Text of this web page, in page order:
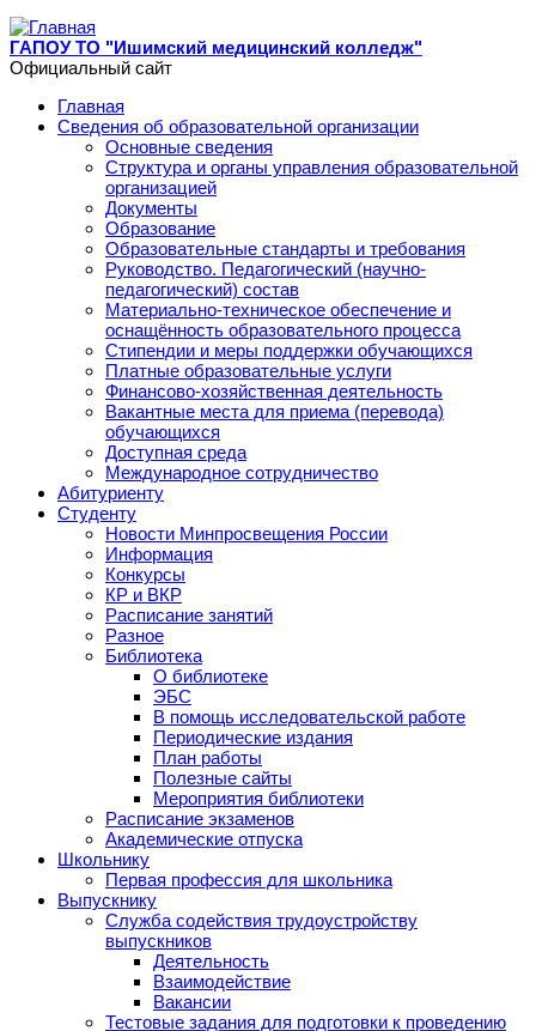
Перейти к основному содержанию
ГАПОУ ТО "Ишимский медицинский колледж"
Официальный сайт
Главная
Сведения об образовательной организации
Основные сведения
Структура и органы управления образовательной
организацией
Документы
Образование
Образовательные стандарты и требования
Руководство. Педагогический (научно-
педагогический) состав
Материально-техническое обеспечение и
оснащённость образовательного процесса
Стипендии и меры поддержки обучающихся
Платные образовательные услуги
Финансово-хозяйственная деятельность
Вакантные места для приема (перевода)
обучающихся
Доступная среда
Международное сотрудничество
Абитуриенту
Студенту
Новости Минпросвещения России
Информация
Конкурсы
КР и ВКР
Расписание занятий
Разное
Библиотека
О библиотеке
ЭБС
В помощь исследовательской работе
Периодические издания
План работы
Полезные сайты
Мероприятия библиотеки
Расписание экзаменов
Академические отпуска
Школьнику
Первая профессия для школьника
Выпускнику
Служба содействия трудоустройству
выпускников
Деятельность
Взаимодействие
Вакансии
Тестовые задания для подготовки к проведению